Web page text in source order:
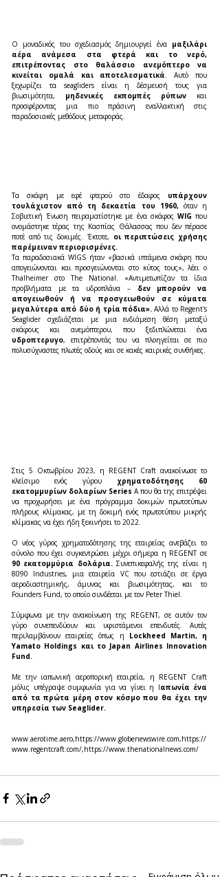
Ο μοναδικός του σχεδιασμός δημιουργεί ένα μαξιλάρι
αέρα ανάμεσα στα φτερά και το νερό,
επιτρέποντας στο θαλάσσιο ανεμόπτερο να
κινείται ομαλά και αποτελεσματικά. Αυτό που
ξεχωρίζει τα seagliders είναι η δέσμευσή τους για
βιωσιμότητα, μηδενικές εκπομπές ρύπων και
προσφέροντας μια πιο πράσινη εναλλακτική στις
παραδοσιακές μεθόδους μεταφοράς.
Τα σκάφη με εφέ φτερού στο έδαφος υπάρχουν
τουλάχιστον από τη δεκαετία του 1960, όταν η
Σοβιετική Ένωση πειραματίστηκε με ένα σκάφος WIG που
ονομάστηκε τέρας της Κασπίας Θάλασσας που δεν πέρασε
ποτέ από τις δοκιμές. Έκτοτε, οι περιπτώσεις χρήσης
παρέμειναν περιορισμένες.
Τα παραδοσιακά WIGS ήταν «βασικά ιπτάμενα σκάφη που
απογειώνονται και προσγειώνονται στο κύτος τους», λέει ο
Thalheimer στο The National. «Αντιμετωπίζαν τα ίδια
προβλήματα με τα υδροπλάνα –
δεν μπορούν να
απογειωθούν ή να προσγειωθούν σε κύματα
μεγαλύτερα από δύο ή τρία πόδια». Αλλά το Regent's
Seaglider σχεδιάζεται με μια ενδιάμεση θέση μεταξύ
υδροπτερυγο, επιτρέποντάς του να πλοηγείται σε πιο
πολυσύχναστες πλωτές οδούς και σε κακές καιρικές συνθήκες.
Στις 5 Οκτωβρίου 2023, η REGENT Craft ανακοίνωσε το
κλείσιμο ενός γύρου χρηματοδότησης 60
εκατομμυρίων δολαρίων Series A που θα της επιτρέψει
να προχωρήσει με ένα πρόγραμμα δοκιμών πρωτοτύπων
πλήρους κλίμακας, με τη δοκιμή ενός πρωτοτύπου μικρής
κλίμακας να έχει ήδη ξεκινήσει το 2022.
Ο νέος γύρος χρηματοδότησης της εταιρείας ανεβάζει το
90 εκατομμύρια δολάρια. Συνεπικεφαλής της είναι η
8090 Industries, μια εταιρεία VC που εστιάζει σε έργα
αεροδιαστημικής, άμυνας και βιωσιμότητας, και το
Founders Fund, το οποίο συνδέεται με τον Peter Thiel.
Σύμφωνα με την ανακοίνωση της REGENT, σε αυτόν τον
γύρο συνεπενδύουν και υφιστάμενοι επενδυτές. Αυτές
περιλαμβάνουν εταιρείες όπως η Lockheed Martin, η
Yamato Holdings και το Japan Airlines Innovation
Fund.
Με την ιαπωνική αεροπορική εταιρεία, η REGENT Craft
μόλις υπέγραψε συμφωνία για να γίνει η Ιαπωνία ένα
από τα πρώτα μέρη στον κόσμο που θα έχει την
υπηρεσία των Seaglider.
www.aerotime.aero,https://www.globenewswire.com,https://
www.regentcraft.com/,https://www.thenationalnews.com/